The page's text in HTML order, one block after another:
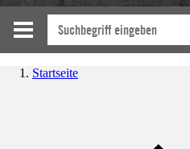
Startseite